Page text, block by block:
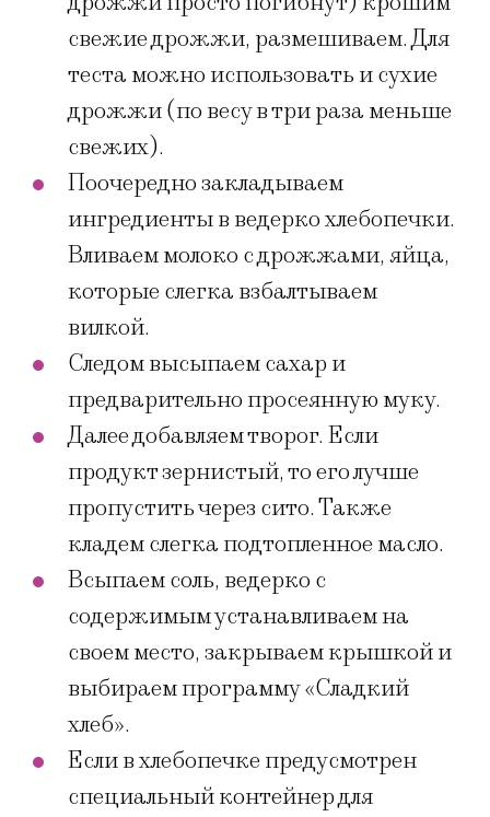
свежие дрожжи, размешиваем. Для
теста можно использовать и сухие
дрожжи (по весу в три раза меньше
свежих).
Поочередно закладываем
ингредиенты в ведерко хлебопечки.
Вливаем молоко с дрожжами, яйца,
которые слегка взбалтываем
вилкой.
Следом высыпаем сахар и
предварительно просеянную муку.
Далее добавляем творог. Если
продукт зернистый, то его лучше
пропустить через сито. Также
кладем слегка подтопленное масло.
Всыпаем соль, ведерко с
содержимым устанавливаем на
своем место, закрываем крышкой и
выбираем программу «Сладкий
хлеб».
Если в хлебопечке предусмотрен
специальный контейнер для